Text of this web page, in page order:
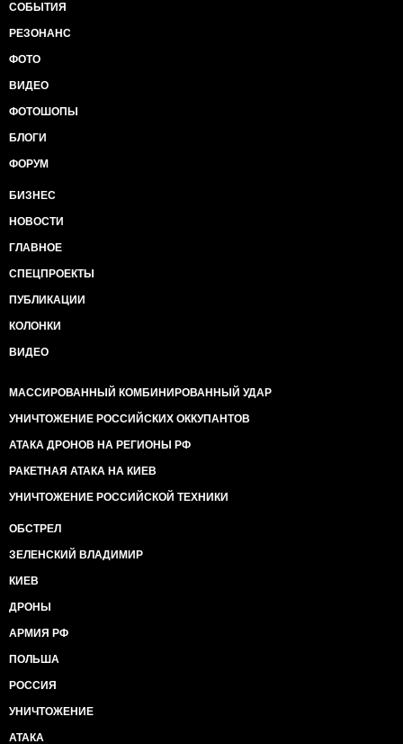
СОБЫТИЯ
РЕЗОНАНС
ФОТО
ВИДЕО
ФОТОШОПЫ
БЛОГИ
ФОРУМ
БИЗНЕС
НОВОСТИ
ГЛАВНОЕ
СПЕЦПРОЕКТЫ
ПУБЛИКАЦИИ
КОЛОНКИ
ВИДЕО
МАССИРОВАННЫЙ КОМБИНИРОВАННЫЙ УДАР
УНИЧТОЖЕНИЕ РОССИЙСКИХ ОККУПАНТОВ
АТАКА ДРОНОВ НА РЕГИОНЫ РФ
РАКЕТНАЯ АТАКА НА КИЕВ
УНИЧТОЖЕНИЕ РОССИЙСКОЙ ТЕХНИКИ
ОБСТРЕЛ
ЗЕЛЕНСКИЙ ВЛАДИМИР
КИЕВ
ДРОНЫ
АРМИЯ РФ
ПОЛЬША
РОССИЯ
УНИЧТОЖЕНИЕ
АТАКА